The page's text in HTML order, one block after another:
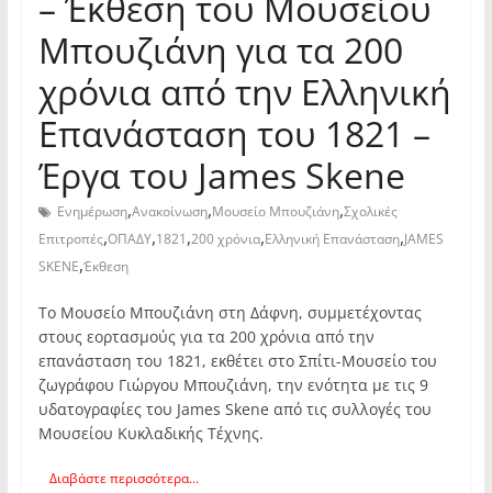
Μπουζιάνη για τα 200
χρόνια από την Ελληνική
Επανάσταση του 1821 –
Έργα του James Skene
Ενημέρωση,Ανακοίνωση,Μουσείο Μπουζιάνη,Σχολικές
Επιτροπές,ΟΠΑΔΥ,1821,200 χρόνια,Ελληνική Επανάσταση,JAMES
SKENE,Έκθεση
Το Μουσείο Μπουζιάνη στη Δάφνη, συμμετέχοντας
στους εορτασμούς για τα 200 χρόνια από την
επανάσταση του 1821, εκθέτει στο Σπίτι-Μουσείο του
ζωγράφου Γιώργου Μπουζιάνη, την ενότητα με τις 9
υδατογραφίες του James Skene από τις συλλογές του
Μουσείου Κυκλαδικής Τέχνης.
Διαβάστε περισσότερα...